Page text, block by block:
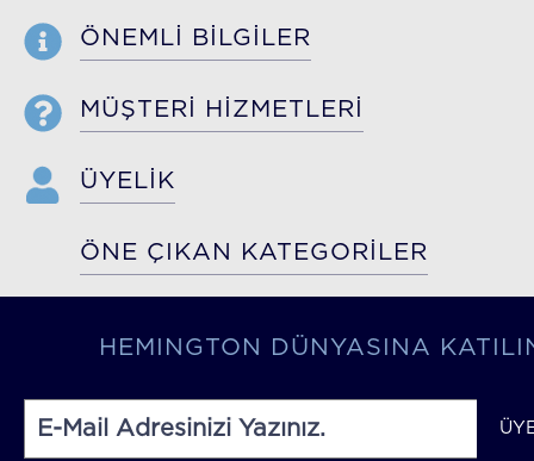
ÖNEMLİ BİLGİLER
MÜŞTERİ HİZMETLERİ
ÜYELİK
ÖNE ÇIKAN KATEGORİLER
HEMINGTON DÜNYASINA